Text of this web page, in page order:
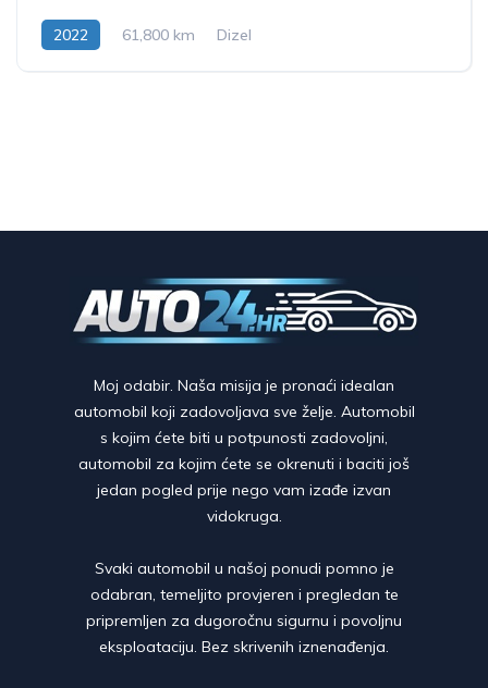
2022 61,800 km Dizel
Moj odabir. Naša misija je pronaći idealan
automobil koji zadovoljava sve želje. Automobil
s kojim ćete biti u potpunosti zadovoljni,
automobil za kojim ćete se okrenuti i baciti još
jedan pogled prije nego vam izađe izvan
vidokruga.
Svaki automobil u našoj ponudi pomno je
odabran, temeljito provjeren i pregledan te
pripremljen za dugoročnu sigurnu i povoljnu
eksploataciju. Bez skrivenih iznenađenja.